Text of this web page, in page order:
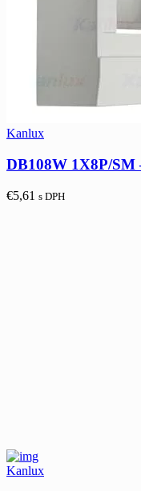
Kanlux
DB108W 1X8P/SM
€5,61 s DPH
Kanlux